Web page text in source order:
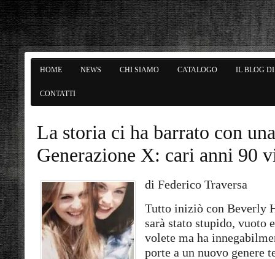
HOME NEWS CHI SIAMO CATALOGO IL BLOG
CONTATTI
La storia ci ha barrato con
Generazione X: cari anni 90
di Federico Traversa
Tutto iniziò con Beverly
sarà stato stupido, vuoto
volete ma ha
porte a un nuovo genere